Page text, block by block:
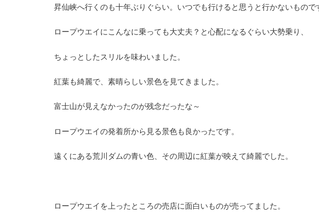
昇仙峡へ行くのも十年ぶりぐらい。いつでも行けると思うと行かないもので
ロープウエイにこんなに乗っても大丈夫？と心配になるぐらい大勢乗り、
ちょっとしたスリルを味わいました。
紅葉も綺麗で、素晴らしい景色を見てきました。
富士山が見えなかったのが残念だったな～
ロープウエイの発着所から見る景色も良かったです。
遠くにある荒川ダムの青い色、その周辺に紅葉が映えて綺麗でした。
ロープウエイを上ったところの売店に面白いものが売ってました。